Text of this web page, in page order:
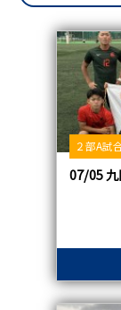
２部A試
07/05 九